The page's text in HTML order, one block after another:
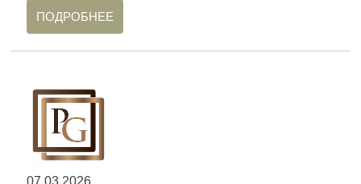
ПОДРОБНЕЕ
07.03.2026